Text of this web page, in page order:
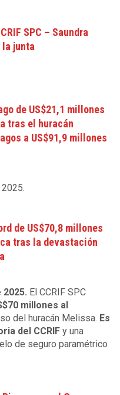
SPC – Saundra
la junta
de US$21,1 millones
tras el huracán
a US$91,9 millones
.
de US$70,8 millones
tras la devastación
2025. El CCRIF SPC
millones al
del huracán Melissa. Es
del CCRIF y una
de seguro paramétrico